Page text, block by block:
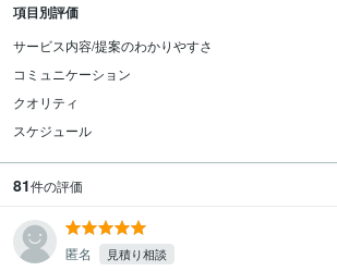
項目別評価
サービス内容/提案のわかりやすさ
コミュニケーション
クオリティ
スケジュール
81件の評価
匿名 見積り相談